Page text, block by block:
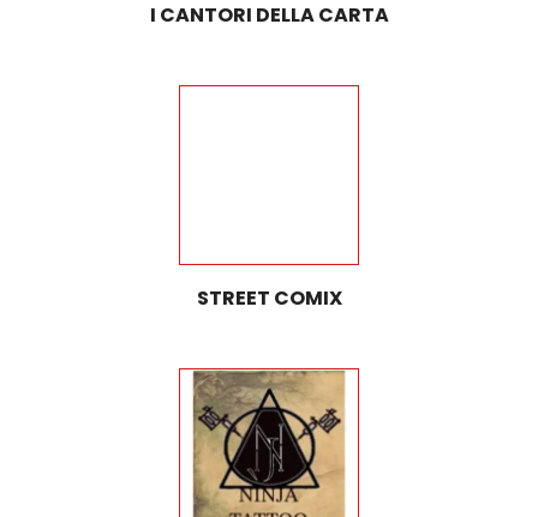
I CANTORI DELLA CARTA
STREET COMIX